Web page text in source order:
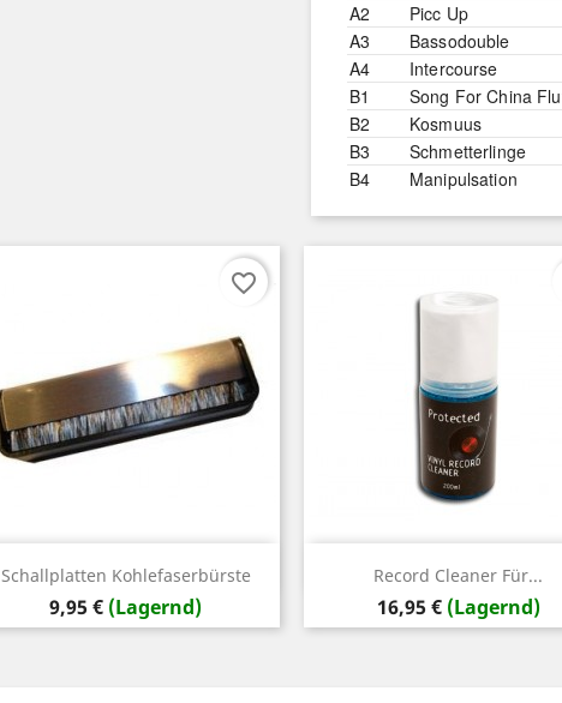
A2
Picc Up
A3
Bassodouble
A4
Intercourse
B1
Song For China
B2
Kosmuus
B3
Schmetterlinge
B4
Manipulsation
Schallplatten Kohlefaserbürste
Preis
9,95 € (Lagernd)
Vorschau
favorite_border
Record Cleaner Für...
Preis
16,95 € (Lagernd)
Vorschau